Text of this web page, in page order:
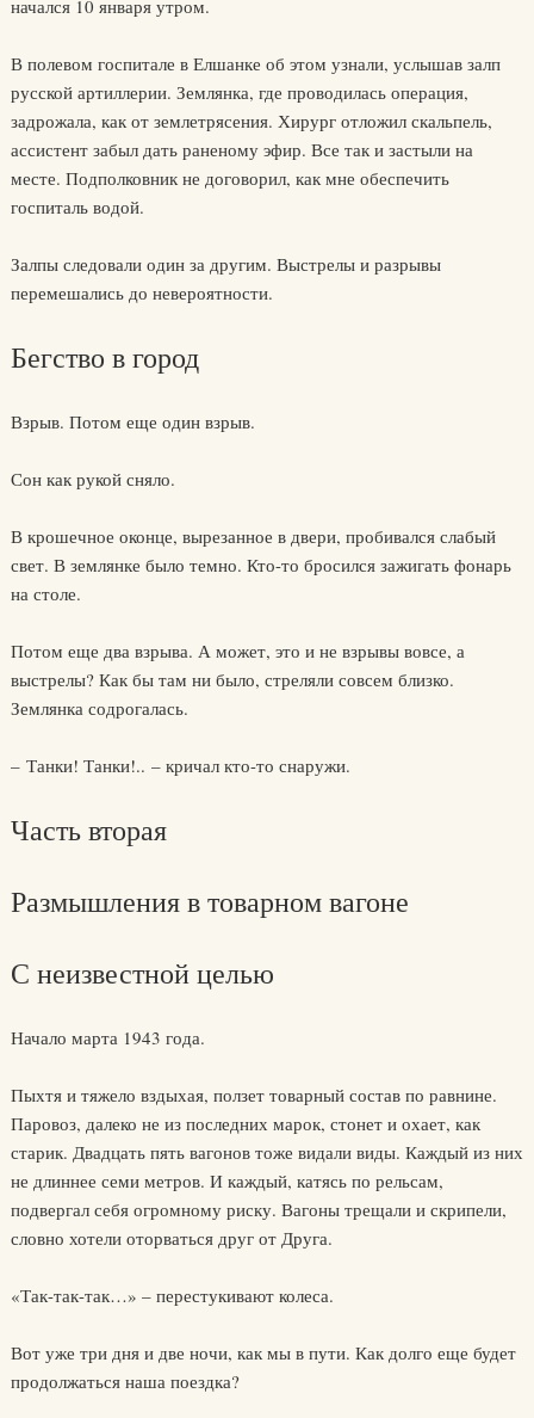
начался 10 января утром.
В полевом госпитале в Елшанке об этом узнали, услышав залп
русской артиллерии. Землянка, где проводилась операция,
задрожала, как от землетрясения. Хирург отложил скальпель,
ассистент забыл дать раненому эфир. Все так и застыли на
месте. Подполковник не договорил, как мне обеспечить
госпиталь водой.
Залпы следовали один за другим. Выстрелы и разрывы
перемешались до невероятности.
Бегство в город
Взрыв. Потом еще один взрыв.
Сон как рукой сняло.
В крошечное оконце, вырезанное в двери, пробивался слабый
свет. В землянке было темно. Кто-то бросился зажигать фонарь
на столе.
Потом еще два взрыва. А может, это и не взрывы вовсе, а
выстрелы? Как бы там ни было, стреляли совсем близко.
Землянка содрогалась.
– Танки! Танки!.. – кричал кто-то снаружи.
Часть вторая
Размышления в товарном вагоне
С неизвестной целью
Начало марта 1943 года.
Пыхтя и тяжело вздыхая, ползет товарный состав по равнине.
Паровоз, далеко не из последних марок, стонет и охает, как
старик. Двадцать пять вагонов тоже видали виды. Каждый из них
не длиннее семи метров. И каждый, катясь по рельсам,
подвергал себя огромному риску. Вагоны трещали и скрипели,
словно хотели оторваться друг от Друга.
«Так-так-так…» – перестукивают колеса.
Вот уже три дня и две ночи, как мы в пути. Как долго еще будет
продолжаться наша поездка?